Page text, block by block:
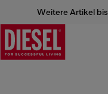
Weitere Artikel